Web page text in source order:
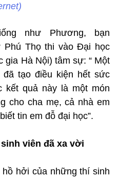
như Phương, bạn
Phú Thọ thi vào Đại học
Hà Nội) tâm sự: “ Một
tạo điều kiện hết sức
kết quả này là một món
cho cha mẹ, cả nhà em
tin em đỗ đại học”.
viên đã xa vời
hởi của những thí sinh